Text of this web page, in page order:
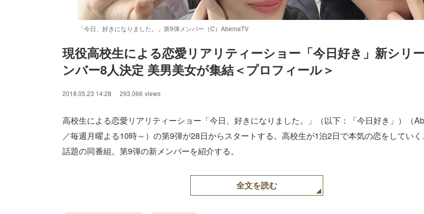
「今日、好きになりました。」第9弾メンバー（C）AbemaTV
Unmute / Loaded:
87.03%
現役高校生による恋愛リアリティーショー「今日好き」新シリ
ンバー8人決定 美男美女が集結＜プロフィール＞
2018.05.23 14:28 293,066 views
高校生による恋愛リアリティーショー「今日、好きになりました。」（以下：「今日好き」）（
／毎週月曜よる10時～）の第9弾が28日からスタートする。高校生が1泊2日で本気の恋をしてい
話題の同番組。第9弾の新メンバーを紹介する。
全文を読む